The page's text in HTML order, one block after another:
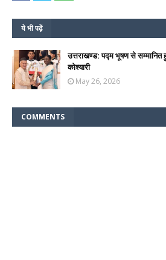
ये भी पढ़ें
उत्तराखण्ड: पद्म भूषण से सम्मानित
कोश्यारी
May 26, 2026
COMMENTS